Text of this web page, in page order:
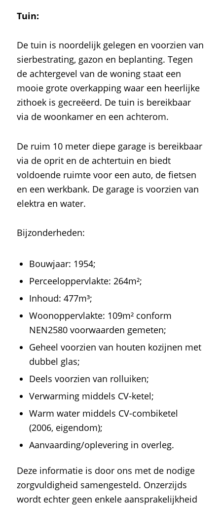
Tuin:
De tuin is noordelijk gelegen en voorzien van
sierbestrating, gazon en beplanting. Tegen
de achtergevel van de woning staat een
mooie grote overkapping waar een heerlijke
zithoek is gecreëerd. De tuin is bereikbaar
via de woonkamer en een achterom.
De ruim 10 meter diepe garage is bereikbaar
via de oprit en de achtertuin en biedt
voldoende ruimte voor een auto, de fietsen
en een werkbank. De garage is voorzien van
elektra en water.
Bijzonderheden:
Bouwjaar: 1954;
Perceeloppervlakte: 264m²;
Inhoud: 477m³;
Woonoppervlakte: 109m² conform
NEN2580 voorwaarden gemeten;
Geheel voorzien van houten kozijnen met
dubbel glas;
Deels voorzien van rolluiken;
Verwarming middels CV-ketel;
Warm water middels CV-combiketel
(2006, eigendom);
Aanvaarding/oplevering in overleg.
Deze informatie is door ons met de nodige
zorgvuldigheid samengesteld. Onzerzijds
wordt echter geen enkele aansprakelijkheid